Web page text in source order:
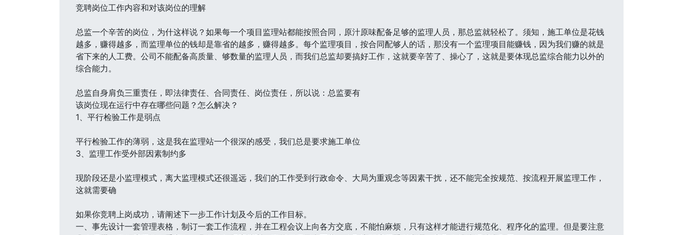
竞聘岗位工作内容和对该岗位的理解
总监一个辛苦的岗位，为什这样说？如果每一个项目监理站都能按照合同，原汁原味配备足够的监理人员，那总监就轻松了。须知，施工单位是花钱
越多，赚得越多，而监理单位的钱却是靠省的越多，赚得越多。每个监理项目，按合同配够人的话，那没有一个监理项目能赚钱，因为我们赚的就是
省下来的人工费。公司不能配备高质量、够数量的监理人员，而我们总监却要搞好工作，这就要辛苦了、操心了，这就是要体现总监综合能力以外的
综合能力。
总监自身肩负三重责任，即法律责任、合同责任、岗位责任，所以说：总监要有
该岗位现在运行中存在哪些问题？怎么解决？
1、平行检验工作是弱点
平行检验工作的薄弱，这是我在监理站一个很深的感受，我们总是要求施工单位
3、监理工作受外部因素制约多
现阶段还是小监理模式，离大监理模式还很遥远，我们的工作受到行政命令、大局为重观念等因素干扰，还不能完全按规范、按流程开展监理工作，
这就需要确
如果你竞聘上岗成功，请阐述下一步工作计划及今后的工作目标。
一、事先设计一套管理表格，制订一套工作流程，并在工程会议上向各方交底，不能怕麻烦，只有这样才能进行规范化、程序化的监理。但是要注意